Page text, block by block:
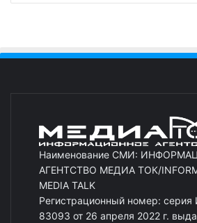
Наименование СМИ:
АГЕНТСТВО МЕДИА ТОК/
MEDIA TALK
Регистрационный номер:
83093 от 26 апреля 2022 г.